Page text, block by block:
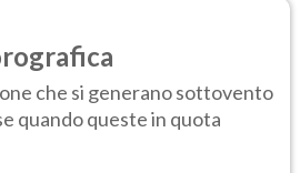
che si generano sottovento
quando queste in quota